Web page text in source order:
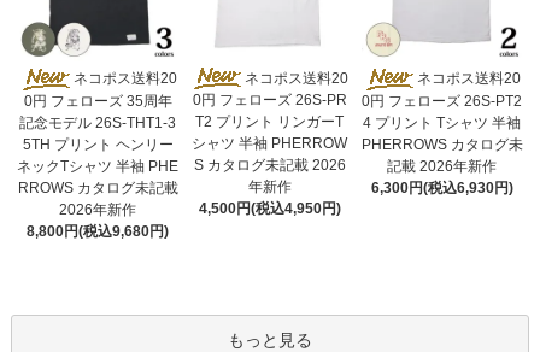
ネコポス送料20
0円 フェローズ 35周年
記念モデル 26S-THT1-3
5TH プリント ヘンリー
ネックTシャツ 半袖 PHE
RROWS カタログ未記載
2026年新作
8,800円(税込9,680円)
ネコポス送料20
0円 フェローズ 26S-PR
T2 プリント リンガーT
シャツ 半袖 PHERROW
S カタログ未記載 2026
年新作
4,500円(税込4,950円)
ネコポス送料20
0円 フェローズ 26S-PT2
4 プリント Tシャツ 半袖
PHERROWS カタログ未
記載 2026年新作
6,300円(税込6,930円)
もっと見る